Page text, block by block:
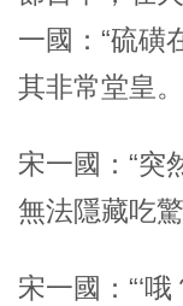
一國：“硫磺
其非常堂皇。
宋一國：“突
無法隱藏吃驚
宋一國：“‘